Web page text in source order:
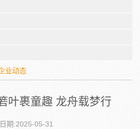
业动态
叶裹童趣 龙舟载梦行
日期:2025-05-31